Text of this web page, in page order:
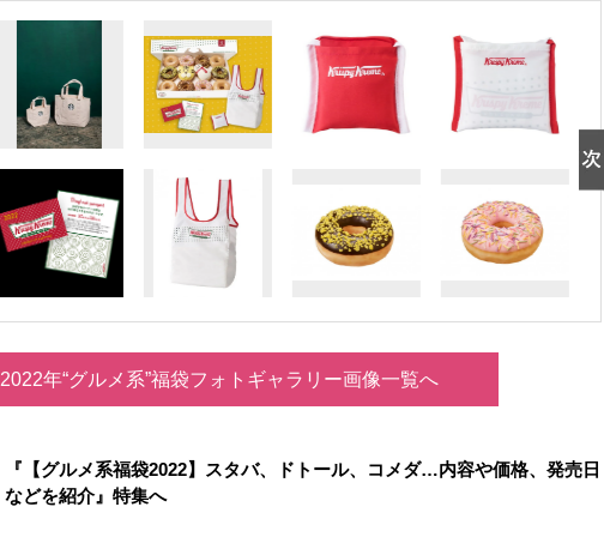
2022年“グルメ系”福袋フォトギャラリー画像一覧へ
『【グルメ系福袋2022】スタバ、ドトール、コメダ…内容や価格、発売日
などを紹介』特集へ